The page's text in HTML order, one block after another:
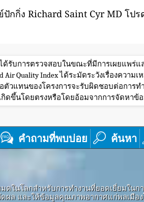
กกิ่ง Richard Saint Cyr MD โป
บการตรวจสอบในขณะที่มีการเผยแพร่แ
Quality Index ได้ระมัดระวังเรื่องควา
ตัวแทนของโครงการจะรับผิดชอบต่อกา
กิดขึ้นโดยตรงหรือโดยอ้อมจากการจัดหาข้
คำถามที่พบบ่อย ค้นหา
มดในโลกสำหรับการทำงานที่ยอดเยี่ยมในก
ดผล และให้ข้อมูลคุณภาพอากาศแก่พลเมือ